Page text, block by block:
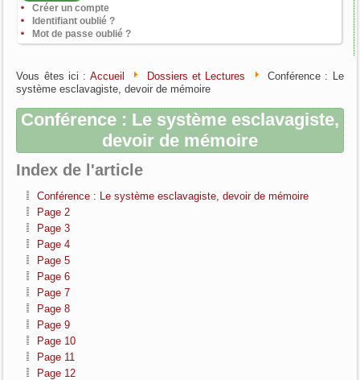
Créer un compte
Identifiant oublié ?
Mot de passe oublié ?
Vous êtes ici : Accueil Dossiers et Lectures
Conférence : Le
système esclavagiste, devoir de mémoire
Conférence : Le système esclavagiste,
devoir de mémoire
Index de l'article
Conférence : Le système esclavagiste, devoir de mémoire
Page 2
Page 3
Page 4
Page 5
Page 6
Page 7
Page 8
Page 9
Page 10
Page 11
Page 12